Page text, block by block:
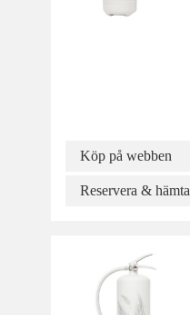
Köp på webben
Reservera & hämta